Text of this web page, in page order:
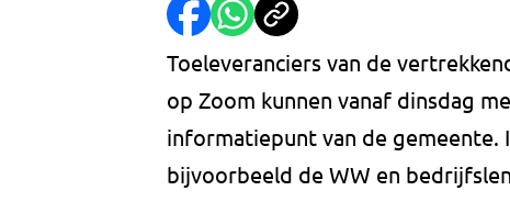
Toeleveranciers van de
op Zoom kunnen vanaf dinsdag
informatiepunt van de
bijvoorbeeld de WW en